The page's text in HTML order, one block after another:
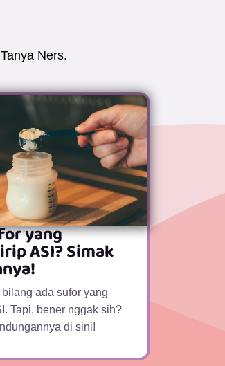
Ners.
yang
ASI? Simak
ada sufor yang
Tapi, bener nggak sih?
di sini!